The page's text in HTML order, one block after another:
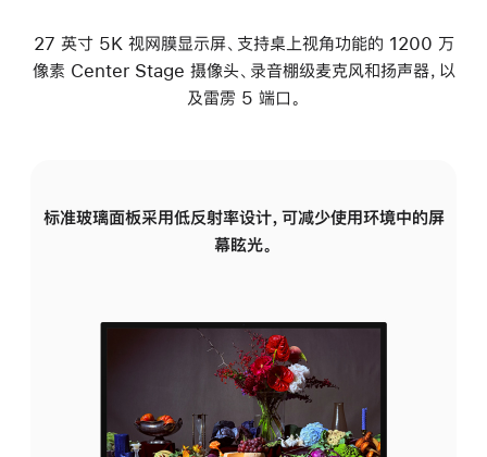
27 英寸 5K 视网膜显示屏、支持桌上视角功能的 1200 万
像素 Center Stage 摄像头、录音棚级麦克风和扬声器，以
及雷雳 5 端口。
标准玻璃面板采用低反射率设计，可减少使用环境中的屏
幕眩光。